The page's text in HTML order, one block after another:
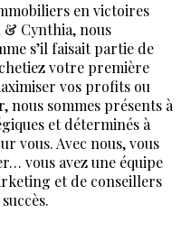
en victoires
& Cynthia, nous
s’il faisait partie de
votre première
vos profits ou
nous sommes présents à
et déterminés à
vous. Avec nous, vous
vous avez une équipe
et de conseillers